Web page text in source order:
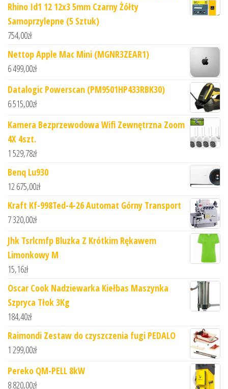
Rhino Id1 12 12x3 5mm Czarny Żółty
Samoprzylepne (5 Sztuk)
754,00zł
Nettop Apple Mac Mini (MGNR3ZEAR1)
6 499,00zł
Datalogic Powerscan (PM9501HP433RBK30)
6 515,00zł
Kamera Bezprzewodowa Wifi Zewnętrzna Zoom
4X 4szt.
1 529,78zł
Benq Lu930
12 675,00zł
Kraft Kf-998Ted-4-26 Automat Górny Transport
7 320,00zł
Jhk Tsrlcmfp Bluzka Z Krótkim Rękawem
Limonkowy M
15,16zł
Oscar Cook Nadziewarka Kiełbas Maszynka
Szpryca Tłok 3Kg
184,40zł
Raimondi Zestaw do czyszczenia fugi PEDALO
1 299,00zł
Pereko QM-PELL 8kW
8 820,00zł